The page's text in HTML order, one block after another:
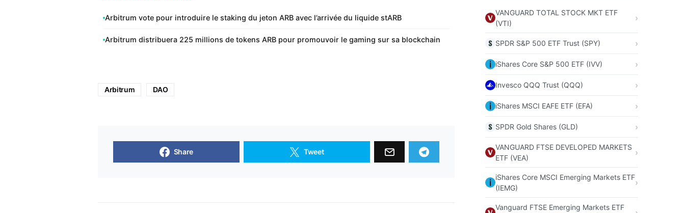
Arbitrum vote pour introduire le staking du jeton ARB avec l’arrivée du liquide stARB
Arbitrum distribuera 225 millions de tokens ARB pour promouvoir le gaming sur sa blockchain
Arbitrum DAO
Share Tweet
VANGUARD TOTAL STOCK MKT ETF
(VTI)
SPDR S&P 500 ETF Trust (SPY)
iShares Core S&P 500 ETF (IVV)
Invesco QQQ Trust (QQQ)
iShares MSCI EAFE ETF (EFA)
SPDR Gold Shares (GLD)
VANGUARD FTSE DEVELOPED MARKETS
ETF (VEA)
iShares Core MSCI Emerging Markets ETF
(IEMG)
Vanguard FTSE Emerging Markets ETF